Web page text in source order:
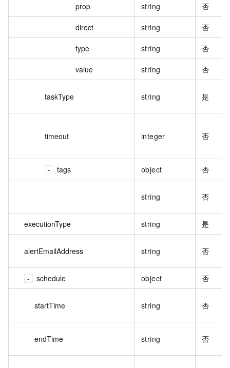
prop string 否
direct string 否
type string 否
value string 否
taskType string 是
timeout integer 否
tags object 否
string 否
executionType string 是
alertEmailAddress string 否
schedule object 否
startTime string 否
endTime string 否